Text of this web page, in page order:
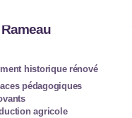
historique rénové
pédagogiques
agricole